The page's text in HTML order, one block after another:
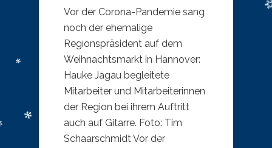
Vor der Corona-Pandemie sang
noch der ehemalige
Regionspräsident auf dem
Weihnachtsmarkt in Hannover:
Hauke Jagau begleitete
Mitarbeiter und Mitarbeiterinnen
der Region bei ihrem Auftritt
auch auf Gitarre. Foto: Tim
Schaarschmidt Vor der